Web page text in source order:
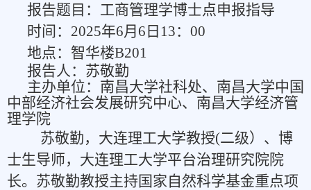
报告题目：工商管理学博士点申报指导
时间：2025年6月6日13：00
地点：智华楼B201
报告人：苏敬勤
主办单位：南昌大学社科处、南昌大学中国
中部经济社会发展研究中心、南昌大学经济管
理学院
苏敬勤，大连理工大学教授(二级）、博
士生导师，大连理工大学平台治理研究院院
长。苏敬勤教授主持国家自然科学基金重点项